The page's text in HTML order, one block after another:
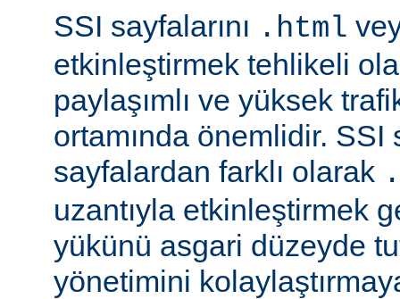
SSI sayfalarını .html
etkinleştirmek tehlikeli
paylaşımlı ve yüksek
ortamında önemlidir. SSI
sayfalardan farklı olarak
uzantıyla etkinleştirmek
yükünü asgari düzeyde
yönetimini